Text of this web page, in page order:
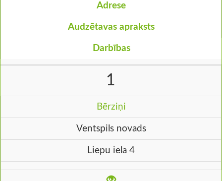
Adrese
Audzētavas apraksts
Darbības
1
Bērziņi
Ventspils novads
Liepu iela 4